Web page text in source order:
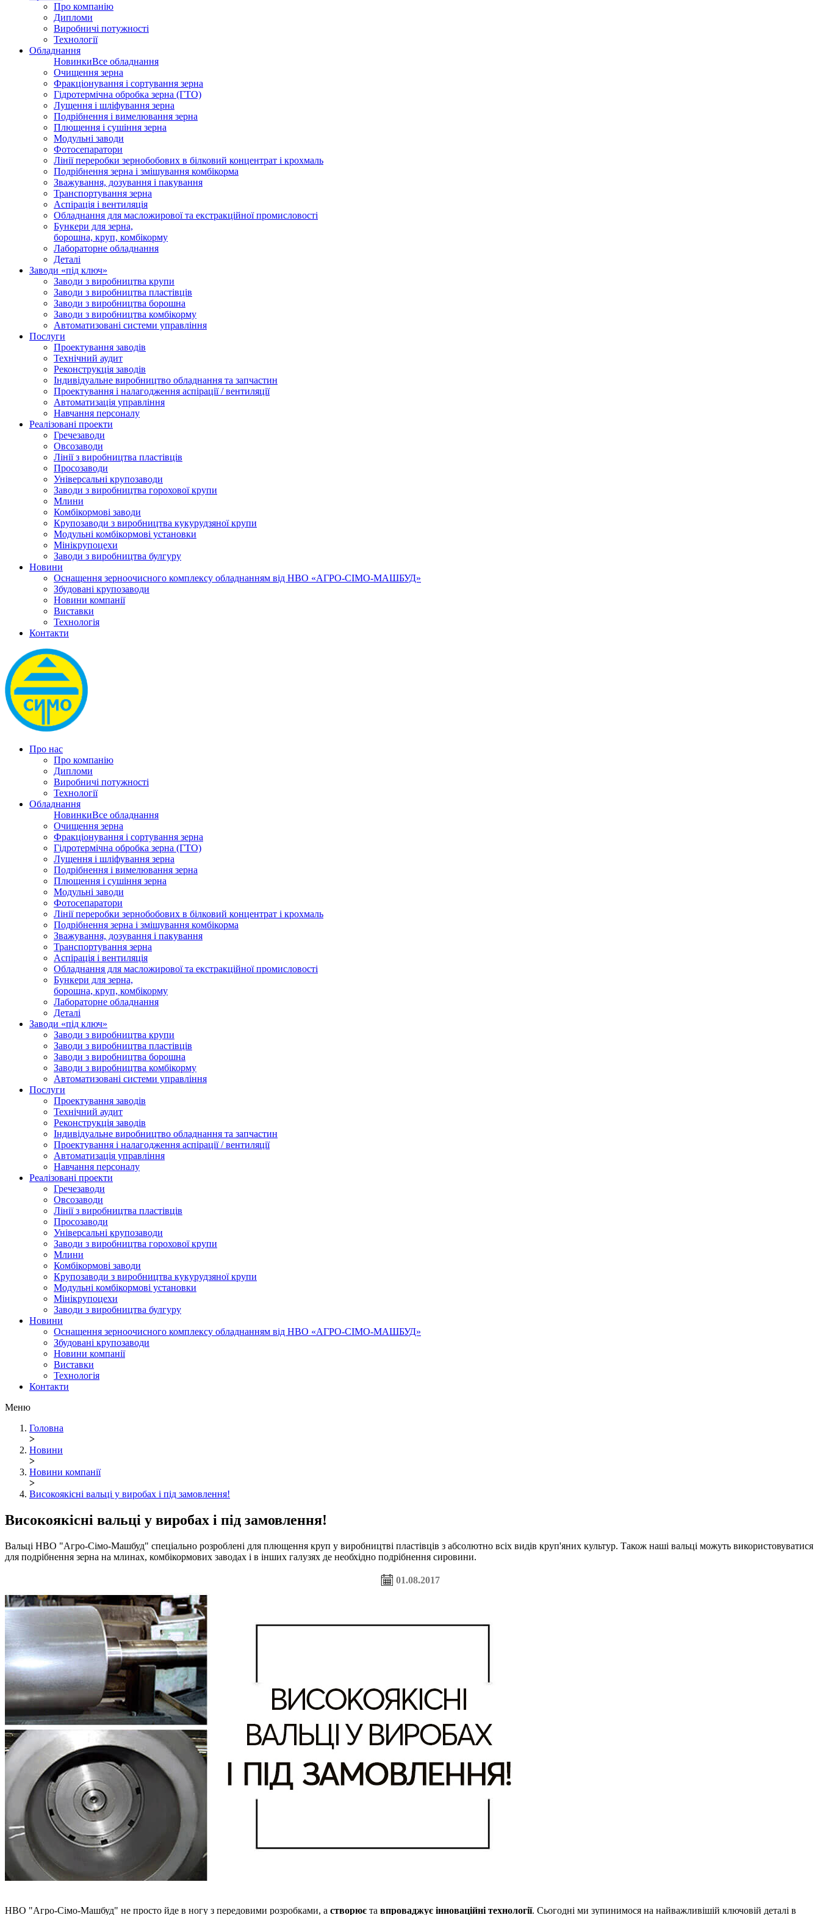
Про компанію
Дипломи
Виробничі потужності
Технології
Обладнання
НовинкиВсе обладнання
Очищення зерна
Фракціонування і сортування зерна
Гідротермічна обробка зерна (ГТО)
Лущення і шліфування зерна
Подрібнення і вимелювання зерна
Плющення і сушіння зерна
Модульні заводи
Фотосепаратори
Лінії переробки зернобобових в білковий концентрат і крохмаль
Подрібнення зерна і змішування комбікорма
Зважування, дозування і пакування
Транспортування зерна
Аспірація і вентиляція
Обладнання для масложирової та екстракційної промисловості
Бункери для зерна,
борошна, круп, комбікорму
Лабораторне обладнання
Деталі
Заводи «під ключ»
Заводи з виробництва крупи
Заводи з виробництва пластівців
Заводи з виробництва борошна
Заводи з виробництва комбікорму
Автоматизовані системи управління
Послуги
Проектування заводів
Технічний аудит
Реконструкція заводів
Індивідуальне виробництво обладнання та запчастин
Проектування і налагодження аспірації / вентиляції
Автоматизація управління
Навчання персоналу
Реалізовані проекти
Гречезаводи
Овсозаводи
Лінії з виробництва пластівців
Просозаводи
Універсальні крупозаводи
Заводи з виробництва горохової крупи
Млини
Комбікормові заводи
Крупозаводи з виробництва кукурудзяної крупи
Модульні комбікормові установки
Мінікрупоцехи
Заводи з виробництва булгуру
Новини
Оснащення зерноочисного комплексу обладнанням від НВО «АГРО-СІМО-МАШБУД»
Збудовані крупозаводи
Новини компанії
Виставки
Технологія
Контакти
Про нас
Про компанію
Дипломи
Виробничі потужності
Технології
Обладнання
НовинкиВсе обладнання
Очищення зерна
Фракціонування і сортування зерна
Гідротермічна обробка зерна (ГТО)
Лущення і шліфування зерна
Подрібнення і вимелювання зерна
Плющення і сушіння зерна
Модульні заводи
Фотосепаратори
Лінії переробки зернобобових в білковий концентрат і крохмаль
Подрібнення зерна і змішування комбікорма
Зважування, дозування і пакування
Транспортування зерна
Аспірація і вентиляція
Обладнання для масложирової та екстракційної промисловості
Бункери для зерна,
борошна, круп, комбікорму
Лабораторне обладнання
Деталі
Заводи «під ключ»
Заводи з виробництва крупи
Заводи з виробництва пластівців
Заводи з виробництва борошна
Заводи з виробництва комбікорму
Автоматизовані системи управління
Послуги
Проектування заводів
Технічний аудит
Реконструкція заводів
Індивідуальне виробництво обладнання та запчастин
Проектування і налагодження аспірації / вентиляції
Автоматизація управління
Навчання персоналу
Реалізовані проекти
Гречезаводи
Овсозаводи
Лінії з виробництва пластівців
Просозаводи
Універсальні крупозаводи
Заводи з виробництва горохової крупи
Млини
Комбікормові заводи
Крупозаводи з виробництва кукурудзяної крупи
Модульні комбікормові установки
Мінікрупоцехи
Заводи з виробництва булгуру
Новини
Оснащення зерноочисного комплексу обладнанням від НВО «АГРО-СІМО-МАШБУД»
Збудовані крупозаводи
Новини компанії
Виставки
Технологія
Контакти
Меню
Головна
>
Новини
>
Новини компанії
>
Високоякісні вальці у виробах і під замовлення!
Високоякісні вальці у виробах і під замовлення!
Вальці НВО "Агро-Сімо-Машбуд" спеціально розроблені для плющення круп у виробництві пластівців з абсолютно всіх видів круп'яних культур. Також наші вальці можуть використовуватися
для подрібнення зерна на млинах, комбікормових заводах і в інших галузях де необхідно подрібнення сировини.
01.08.2017
НВО "Агро-Сімо-Машбуд" не просто йде в ногу з передовими розробками, а створює та впроваджує інноваційні технології. Сьогодні ми зупинимося на найважливішій ключовій деталі в